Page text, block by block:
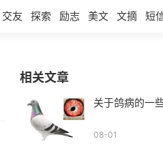
交友 探索 励志 美文 文摘 短
相关文章
关于鸽病的一
08-01